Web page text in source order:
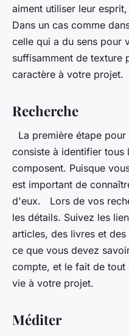
aiment utiliser leur
Dans un cas comme
celle qui a du sens pour
suffisamment de texture
caractère à votre projet.
Recherche
La première étape
consiste à identifier tous
composent. Puisque
est important de
d'eux. Lors de vos
les détails. Suivez les
articles, des livres et
ce que vous devez
compte, et le fait de tout
vie à votre projet.
Méditer